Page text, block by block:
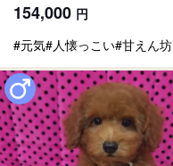
154,000 円
#元気#人懐っこい#甘えん坊